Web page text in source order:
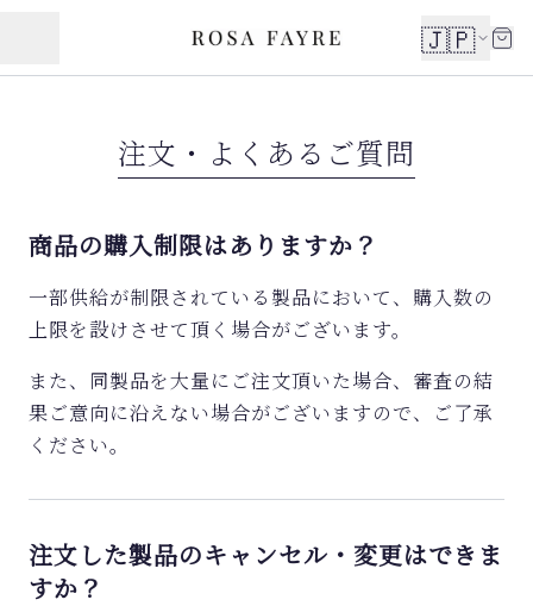
🇯🇵
注文・よくあるご質問
商品の購入制限はありますか？
一部供給が制限されている製品において、購入数の
上限を設けさせて頂く場合がございます。
また、同製品を大量にご注文頂いた場合、審査の結
果ご意向に沿えない場合がございますので、ご了承
ください。
注文した製品のキャンセル・変更はできま
すか？